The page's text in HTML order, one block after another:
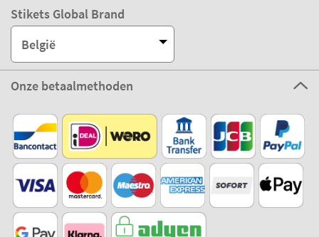
Stikets Global Brand
België
Onze betaalmethoden